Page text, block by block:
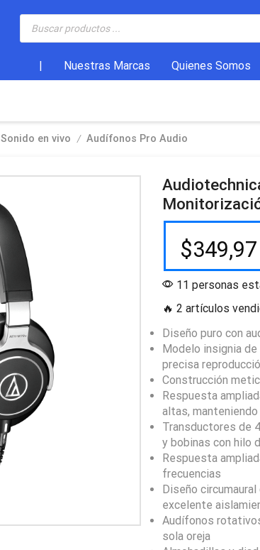
Nuestras Marcas Quienes Somos
Sonido en vivo / Audífonos Pro Audio
$349,97
11 personas
🔥 2 artículos
Diseño puro con
Modelo insignia
precisa
Construcción
Respuesta
altas,
Transductores de
y bobinas con hilo
Respuesta
frecuencias
Diseño
excelente
Audífonos
sola oreja